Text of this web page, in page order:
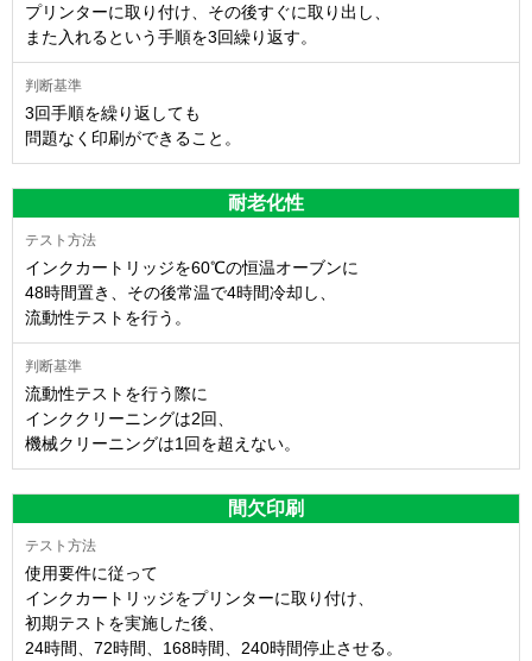
プリンターに取り付け、その後すぐに取り出し、
また入れるという手順を3回繰り返す。
3回手順を繰り返しても
問題なく印刷ができること。
耐老化性
インクカートリッジを60℃の恒温オーブンに
48時間置き、その後常温で4時間冷却し、
流動性テストを行う。
流動性テストを行う際に
インククリーニングは2回、
機械クリーニングは1回を超えない。
間欠印刷
使用要件に従って
インクカートリッジをプリンターに取り付け、
初期テストを実施した後、
24時間、72時間、168時間、240時間停止させる。